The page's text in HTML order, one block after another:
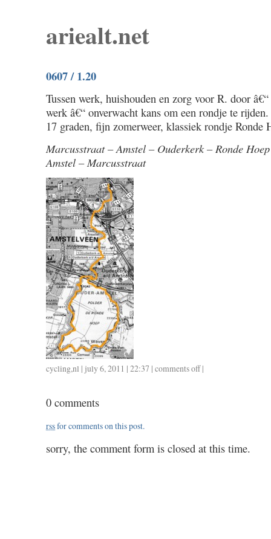
ariealt.net
0607 / 1.20
Tussen werk, huishouden en zorg voor R. door
werk â€“ onverwacht kans om een rondje te
17 graden, fijn zomerweer, klassiek rondje Ronde
Marcusstraat – Amstel – Ouderkerk – Ronde
Amstel – Marcusstraat
cycling,nl | july 6, 2011 | 22:37 | comments offon
|
0 comments
rssfor comments on this post.
sorry, the comment form is closed at this time.